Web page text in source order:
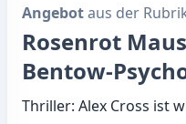
Angebotaus der
Rosenrot
Bentow-
Thriller: Alex Cross ist